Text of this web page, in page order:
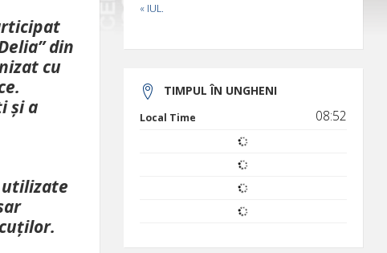
din
cu
și a
utilizate
« IUL.
TIMPUL ÎN UNGHENI
Local Time 08:52